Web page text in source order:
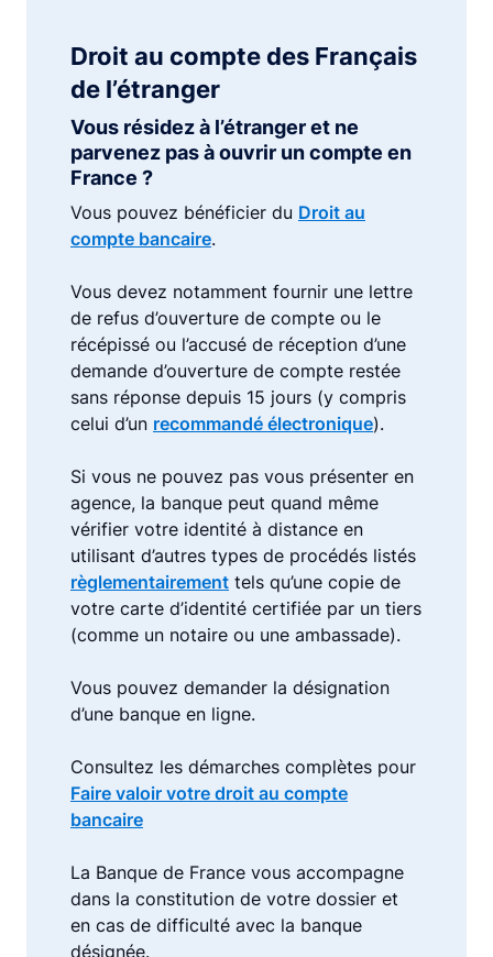
Droit au compte des Français
de l’étranger
Vous résidez à l’étranger et ne
parvenez pas à ouvrir un compte en
France ?
Vous pouvez bénéficier du Droit au
compte bancaire.
Vous devez notamment fournir une lettre
de refus d’ouverture de compte ou le
récépissé ou l’accusé de réception d’une
demande d’ouverture de compte restée
sans réponse depuis 15 jours (y compris
celui d’un recommandé électronique).
Si vous ne pouvez pas vous présenter en
agence, la banque peut quand même
vérifier votre identité à distance en
utilisant d’autres types de procédés listés
règlementairement tels qu’une copie de
votre carte d’identité certifiée par un tiers
(comme un notaire ou une ambassade).
Vous pouvez demander la désignation
d’une banque en ligne.
Consultez les démarches complètes pour
Faire valoir votre droit au compte
bancaire
La Banque de France vous accompagne
dans la constitution de votre dossier et
en cas de difficulté avec la banque
désignée.